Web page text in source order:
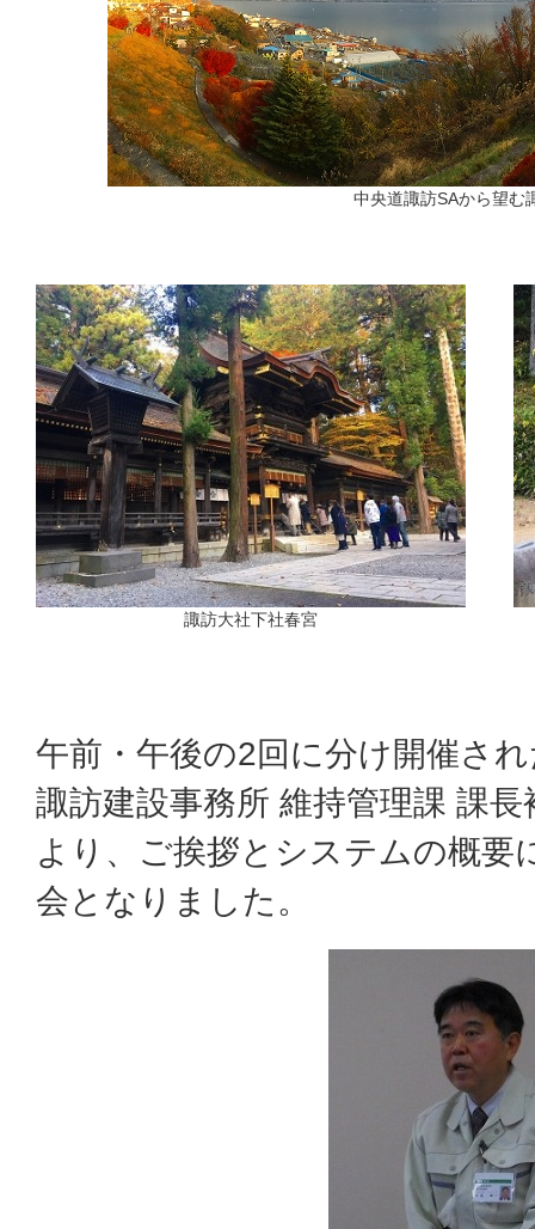
中央道諏訪SAから望む
諏訪大社下社春宮
午前・午後の2回に分け開催さ
諏訪建設事務所 維持管理課 課
より、ご挨拶とシステムの概要
会となりました。